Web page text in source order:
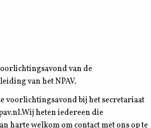
van de
van het NPAV.
voorlichtingsavond bij het secretariaat
heten iedereen die
harte welkom om contact met ons op te